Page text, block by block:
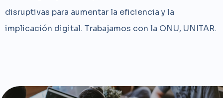
disruptivas para aumentar la eficiencia y la
implicación digital. Trabajamos con la ONU, UNITAR.